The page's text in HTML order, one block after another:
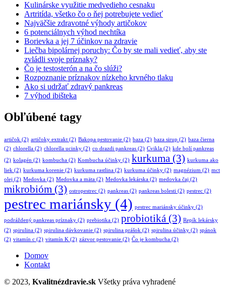
Kulinárske využitie medvedieho cesnaku
Artritída, všetko čo o ňej potrebujete vedieť
Najväčšie zdravotné výhody artičokov
6 potenciálnych výhod nechtíka
Borievka a jej 7 účinkov na zdravie
Liečba bipolárnej poruchy: Čo by ste mali vedieť, aby ste
zvládli svoje príznaky?
Čo je testosterón a na čo slúži?
Rozpoznanie príznakov nízkeho krvného tlaku
Ako si udržať zdravý pankreas
7 výhod ibišteka
Obľúbené tagy
artičok (2) artičoky extrakt (2) Bakopa pestovanie (2) baza (2) baza sirup (2) baza čierna
(2) chlorella (2) chlorella ucinky (2) co drazdi pankreas (2) Cvikla (2) kde bolí pankreas
(2) kolagén (2) kombucha (2) Kombucha účinky (2) kurkuma (3) kurkuma ako
liek (2) kurkuma korenie (2) kurkuma rastlina (2) kurkuma účinky (2) magnézium (2) mct
olej (2) Medovka (2) Medovka a mäta (2) Medovka lekárska (2) medovka čaj (2)
mikrobióm (3) ostropestrec (2) pankreas (2) pankreas bolesti (2) pestrec (2)
pestrec mariánsky (4) pestrec mariánsky účinky (2)
podráždený pankreas príznaky (2) prebiotika (2) probiotiká (3) Repík lekársky
(2) spirulina (2) spirulina dávkovanie (2) spirulina prášok (2) spirulina účinky (2) spánok
(2) vitamín c (2) vitamín K (2) zázvor pestovanie (2) Čo je kombucha (2)
Domov
Kontakt
© 2023, Kvalitnézdravie.sk Všetky práva vyhradené